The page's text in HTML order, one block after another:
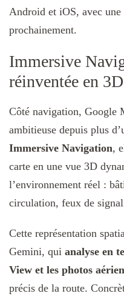
Android et iOS, avec une
prochainement.
Immersive
réinventée en 3D
Côté navigation, Google
ambitieuse depuis plus
Immersive Navigation,
carte en une vue 3D
l’environnement réel :
circulation, feux de
Cette représentation
Gemini, qui analyse en
View et les photos
précis de la route.